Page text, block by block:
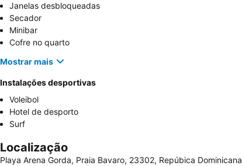
Janelas desbloqueadas
Secador
Minibar
Cofre no quarto
Mostrar mais
Instalações desportivas
Voleibol
Hotel de desporto
Surf
Localização
Playa Arena Gorda, Praia Bavaro, 23302, Repúbica Dominicana